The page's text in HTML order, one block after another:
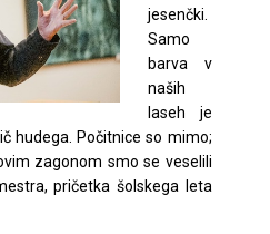
jesenčki.
Samo
barva v
naših
laseh je
hudega. Počitnice so mimo;
zagonom smo se veselili
pričetka šolskega leta